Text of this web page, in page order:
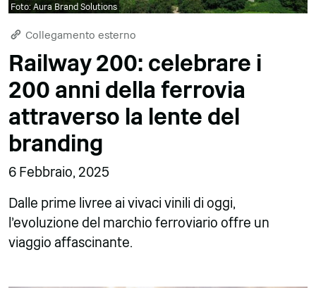
Foto: Aura Brand Solutions
Collegamento esterno
Railway 200: celebrare i
200 anni della ferrovia
attraverso la lente del
branding
6 Febbraio, 2025
Dalle prime livree ai vivaci vinili di oggi,
l'evoluzione del marchio ferroviario offre un
viaggio affascinante.